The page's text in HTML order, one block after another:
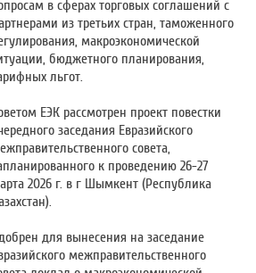
в сферах торговых соглашений с
из третьих стран, таможенного
макроэкономической
бюджетного планирования,
льгот.
ЕЭК рассмотрен проект повестки
заседания Евразийского
совета,
к проведению 26-27
2026 г. в г Шымкент (Республика
для вынесения на заседание
межправительственного